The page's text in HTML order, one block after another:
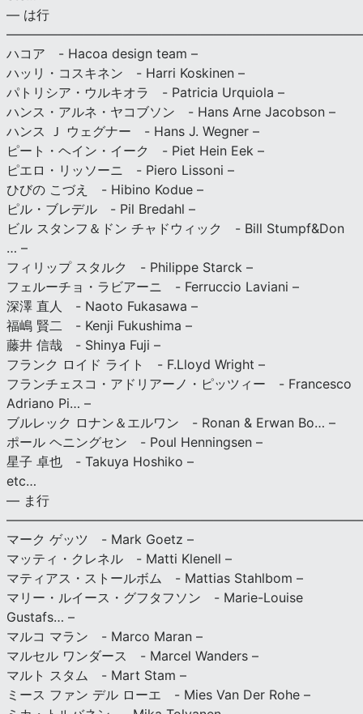
— は行
ハコア - Hacoa design team –
ハッリ・コスキネン - Harri Koskinen –
パトリシア・ウルキオラ - Patricia Urquiola –
ハンス・アルネ・ヤコブソン - Hans Arne Jacobson –
ハンス Ｊ ウェグナー - Hans J. Wegner –
ピート・ヘイン・イーク - Piet Hein Eek –
ピエロ・リッソーニ - Piero Lissoni –
ひびの こづえ - Hibino Kodue –
ピル・ブレデル - Pil Bredahl –
ビル スタンフ＆ドン チャドウィック - Bill Stumpf&Don
… –
フィリップ スタルク - Philippe Starck –
フェルーチョ・ラビアーニ - Ferruccio Laviani –
深澤 直人 - Naoto Fukasawa –
福嶋 賢二 - Kenji Fukushima –
藤井 信哉 - Shinya Fuji –
フランク ロイド ライト - F.Lloyd Wright –
フランチェスコ・アドリアーノ・ピッツィー - Francesco
Adriano Pi… –
ブルレック ロナン＆エルワン - Ronan & Erwan Bo… –
ポール ヘニングセン - Poul Henningsen –
星子 卓也 - Takuya Hoshiko –
etc…
— ま行
マーク ゲッツ - Mark Goetz –
マッティ・クレネル - Matti Klenell –
マティアス・ストールボム - Mattias Stahlbom –
マリー・ルイース・グフタフソン - Marie-Louise
Gustafs… –
マルコ マラン - Marco Maran –
マルセル ワンダース - Marcel Wanders –
マルト スタム - Mart Stam –
ミース ファン デル ローエ - Mies Van Der Rohe –